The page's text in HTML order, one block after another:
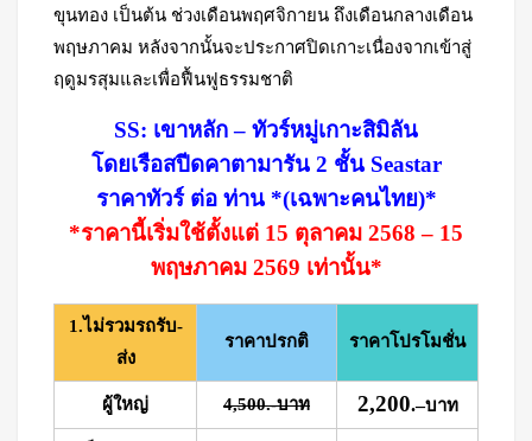
ขุนทอง เป็นต้น ช่วงเดือนพฤศจิกายน ถึงเดือนกลางเดือน
พฤษภาคม หลังจากนั้นจะประกาศปิดเกาะเนื่องจากเข้าสู่
ฤดูมรสุมและเพื่อฟื้นฟูธรรมชาติ
SS: เขาหลัก – ทัวร์หมู่เกาะสิมิลัน
โดยเรือสปีดคาตามารัน 2 ชั้น Seastar
ราคาทัวร์ ต่อ ท่าน *(เฉพาะคนไทย)*
*ราคานี้เริ่มใช้ตั้งแต่ 15 ตุลาคม 2568 – 15
พฤษภาคม 2569 เท่านั้น*
1.ไม่รวมรถรับ-
ส่ง
ราคาปรกติ ราคาโปรโมชั่น
ผู้ใหญ่ 4,500.-บาท 2,200.–บาท